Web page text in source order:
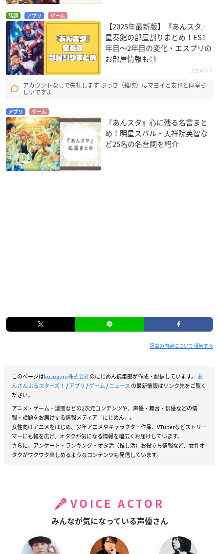
話題 アプリ ゲーム
【2025年最新版】『あんスタ』
星奏館の部屋割りまとめ！ES1
年目〜2年目の変化・エスプリの
お部屋情報も◎
3コメント
アカウントなしで失礼します ぶっき（維吹）はマヨイと友也と同室ら
しいですよ
アプリ ゲーム
『あんスタ』心に残る名言まと
め！明星スバル・天祥院英智な
ど25名の名台詞を紹介
記事の内容について報告する
このページはkusuguru株式会社のにじめん編集部が作成・配信しています。 あ
んさんぶるスターズ！ /アプリ /ゲーム/ニュース の最新情報はリンク先をご覧く
ださい。
アニメ・ゲーム・漫画などの2次元コンテンツや、声優・舞台・俳優などの情
報・話題をお届けする情報メディア「にじめん」。
女性向けアニメをはじめ、少年アニメやキャラクター作品、VTuberなどストリー
マーにも幅を広げ、オタクが気になる情報を幅広くお届けしています。
さらに、アンケート・ランキング・オタ活（推し活）お役立ち情報など、女性オ
タクがワクワク楽しめるようなコンテンツも発信しています。
VOICE ACTOR
みんなが気になっている声優さん